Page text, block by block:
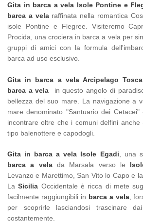
Gita in barca a vela Isole Pontine e
barca a vela raffinata nella romantica
isole Pontine e Flegree. Visiteremo
Procida, una crociera in barca a vela per
gruppi di amici con la formula
barca ad uso esclusivo.
Gita in barca a vela Arcipelago
barca a vela in questo angolo di
bellezza del suo mare. La navigazione a
mare denominato "Santuario dei
incontrare oltre che i comuni delfini anche
tipo balenottere e capodogli.
Gita in barca a vela Isole Egadi , una
barca a velada Marsala verso le
Levanzo e Marettimo, San Vito lo Capo e
LaSicilia Occidentale è ricca di mete
facilmente raggiungibili in barca a vela,
per scoprirle lasciandosi trascinare
costantemente.